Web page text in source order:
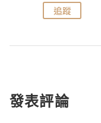
追蹤
發表評論